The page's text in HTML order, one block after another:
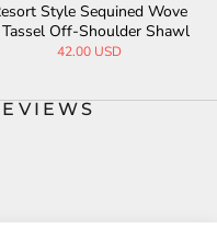
Style Sequined Wove
Off-Shoulder Shawl
42.00 USD